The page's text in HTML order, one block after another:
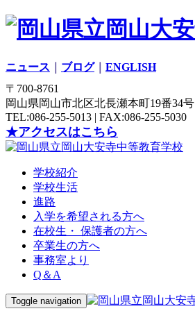
ニュース ブログ｜ ENGLISH
〒700-8761
岡山県岡山市北区北長瀬本町19番34号
TEL:086-255-5013 | FAX:086-255-5030
★アクセスはこちら
学校紹介
学校生活
進路
入学を希望される方へ
在校生・ 保護者の方へ
卒業生の方へ
事務室より
Q＆A
Toggle navigation